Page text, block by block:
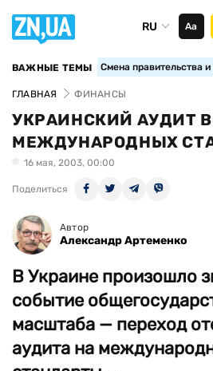
RU Аа
ВАЖНЫЕ ТЕМЫ Смена правительства
ГЛАВНАЯ ФИНАНСЫ
УКРАИНСКИЙ АУДИТ
МЕЖДУНАРОДНЫХ
16 мая, 2003, 00:00
Поделиться
Автор
Александр Артеменко
В Украине произошло
событие
масштаба — переход
аудита на